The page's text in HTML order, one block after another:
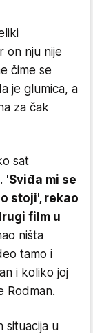
on nju nije
čime se
je glumica, a
za čak
sat
'Sviđa mi se
stoji', rekao
film u
ništa
tamo i
i koliko joj
Rodman.
situacija u